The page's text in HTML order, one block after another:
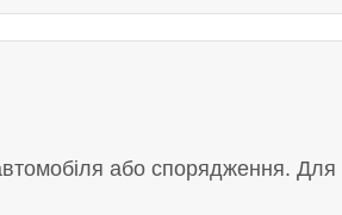
або спорядження. Для